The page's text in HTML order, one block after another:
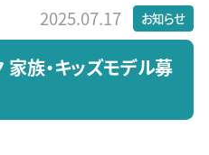
2025.07.17 お知らせ
族・キッズモデル募